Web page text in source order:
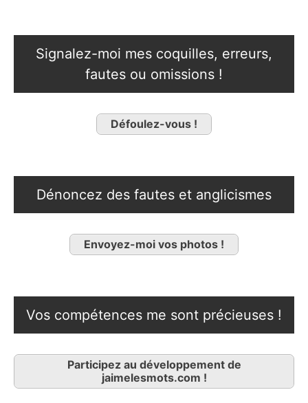
Signalez-moi mes coquilles, erreurs,
fautes ou omissions !
Défoulez-vous !
Dénoncez des fautes et anglicismes
Envoyez-moi vos photos !
Vos compétences me sont précieuses !
Participez au développement de
jaimelesmots.com !